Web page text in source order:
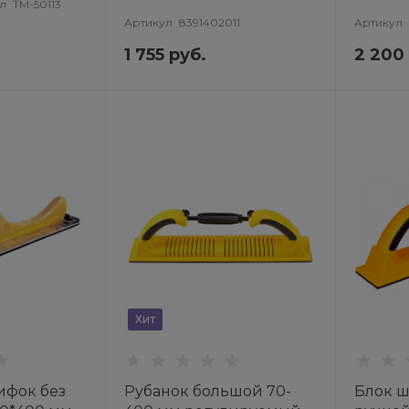
TOR
ТМ-50113
Артикул 8391402011
1 755 руб.
Артикул
2 200
без
Хит
Рубанок большой 70-
Блок